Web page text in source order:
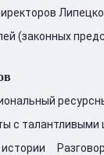
(законных
с талантливыми